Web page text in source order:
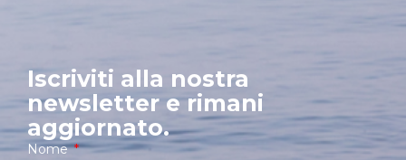
Iscriviti alla nostra
newsletter e rimani
aggiornato.
Nome